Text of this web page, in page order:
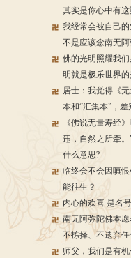
其实是你心中有
我经常会被自己
不是应该念南无阿
佛的光明照耀我
明就是极乐世界
居士：我觉得《
本和“汇集本”，差
《佛说无量寿经
违，自然之所牵。
什么意思?
临终会不会因嗔
能往生？
内心的欢喜 是名
南无阿弥陀佛本愿
不拣择、不遗弃任
师父，我们是有